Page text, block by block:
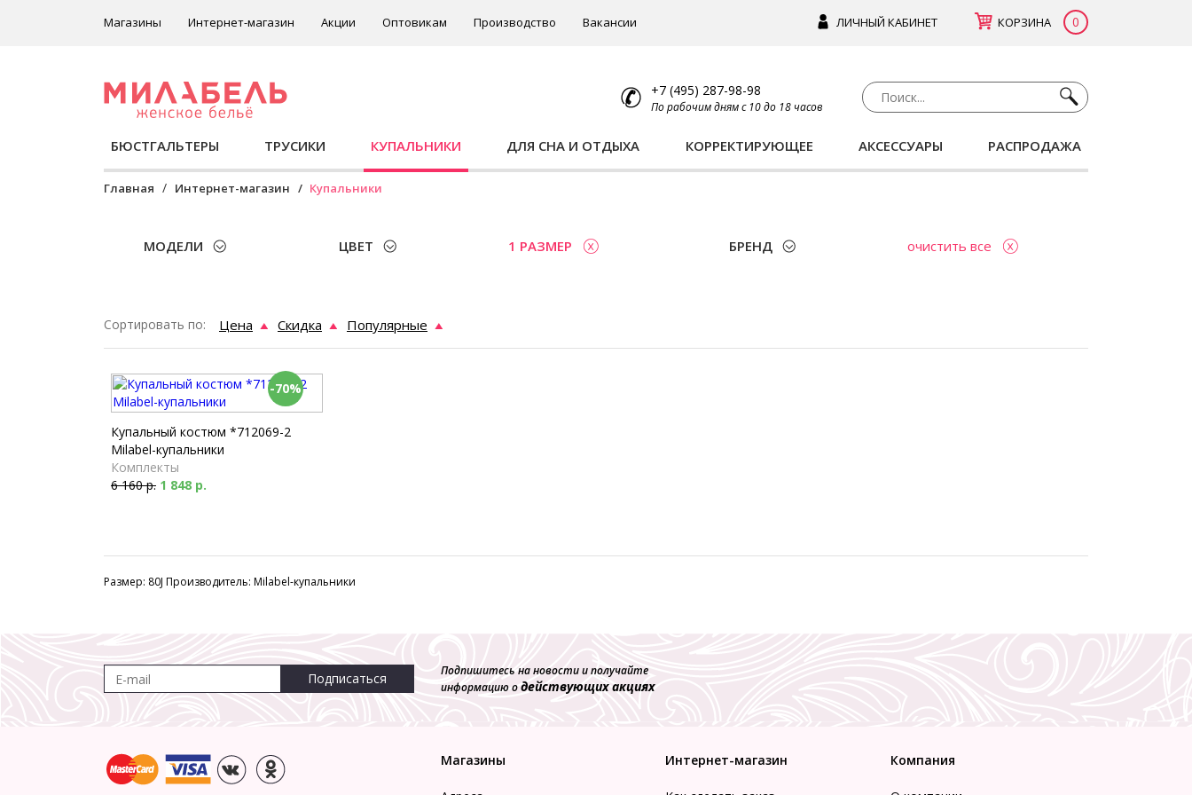
ЛИЧНЫЙ КАБИНЕТ КОРЗИНА 0
Магазины Интернет-магазин Акции Оптовикам Производство Вакансии
+7 (495) 287-98-98
По рабочим дням с 10 до 18 часов
БЮСТГАЛЬТЕРЫ ТРУСИКИ КУПАЛЬНИКИ ДЛЯ СНА И ОТДЫХА КОРРЕКТИРУЮЩЕЕ АКСЕССУАРЫ РАСПРОДАЖА
Главная Интернет-магазин Купальники
МОДЕЛИ ЦВЕТ 1 РАЗМЕР БРЕНД очистить все
Сортировать по: Цена Скидка Популярные
-70%
Купальный костюм *712069-2
Milabel-купальники
Комплекты
6 160 р. 1 848 р.
Размер: 80J Производитель: Milabel-купальники
Подписаться
Подпишитесь на новости и получайте
информацию одействующих акциях
Магазины Интернет-магазин Компания